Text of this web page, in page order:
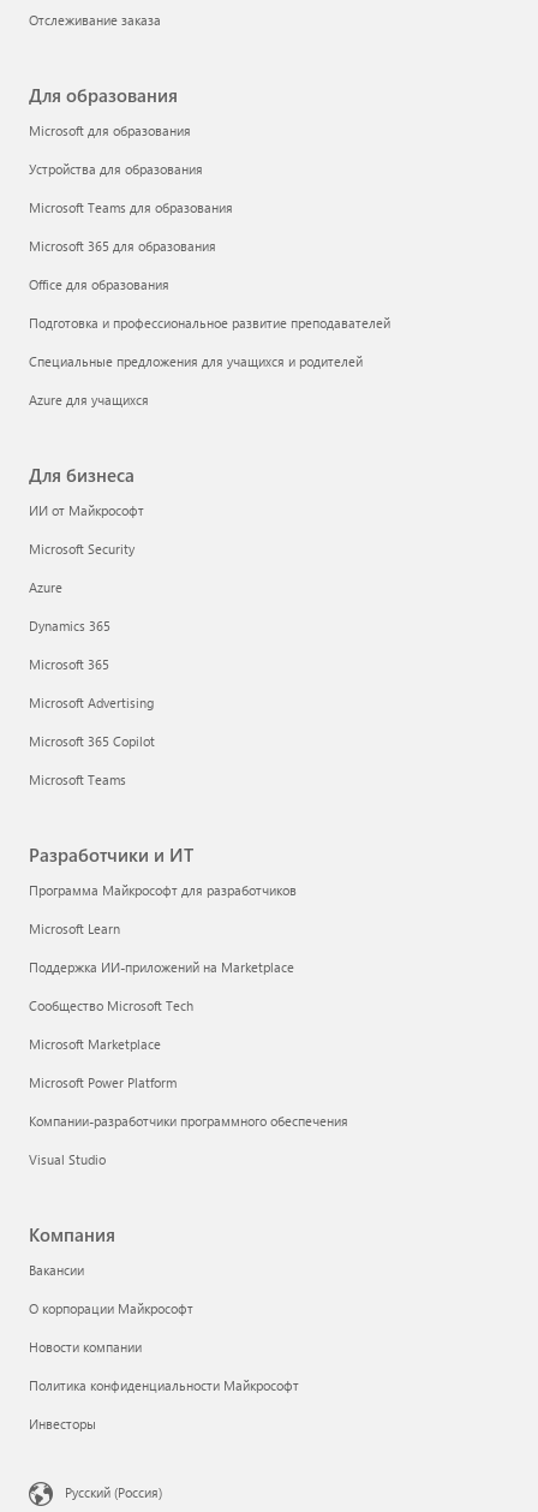
Отслеживание заказа
Для образования
Microsoft для образования
Устройства для образования
Microsoft Teams для образования
Microsoft 365 для образования
Office для образования
Подготовка и профессиональное развитие преподавателей
Специальные предложения для учащихся и родителей
Azure для учащихся
Для бизнеса
ИИ от Майкрософт
Microsoft Security
Azure
Dynamics 365
Microsoft 365
Microsoft Advertising
Microsoft 365 Copilot
Microsoft Teams
Разработчики и ИТ
Программа Майкрософт для разработчиков
Microsoft Learn
Поддержка ИИ-приложений на Marketplace
Сообщество Microsoft Tech
Microsoft Marketplace
Microsoft Power Platform
Компании-разработчики программного обеспечения
Visual Studio
Компания
Вакансии
О корпорации Майкрософт
Новости компании
Политика конфиденциальности Майкрософт
Инвесторы
Русский (Россия)